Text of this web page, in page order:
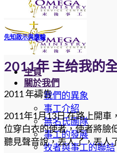
主頁
關於我們
我們的異象
事工介紹
無名氏團隊
事工的發展
牧者與事工的聯結
先知啟示與應驗
2011年 主给我的
2011 年禱告
2011年1月13日 在路上開車
位穿白衣的使者，使者將臉
聽見聲音說，丟人了，丟人